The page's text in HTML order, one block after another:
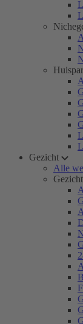
Gezicht
Alle